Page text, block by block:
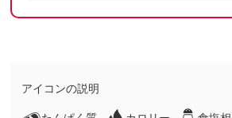
アイコンの説明